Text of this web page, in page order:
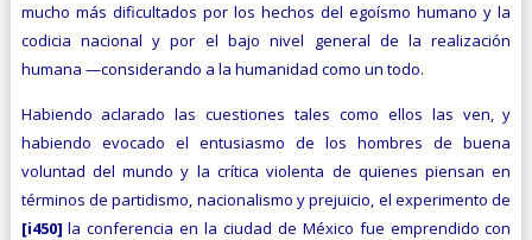
mucho más dificultados por los hechos del egoísmo humano y la
codicia nacional y por el bajo nivel general de la realización
humana —considerando a la humanidad como un todo.
Habiendo aclarado las cuestiones tales como ellos las ven, y
habiendo evocado el entusiasmo de los hombres de buena
voluntad del mundo y la crítica violenta de quienes piensan en
términos de partidismo, nacionalismo y prejuicio, el experimento de
[i450]la conferencia en la ciudad de México fue emprendido con